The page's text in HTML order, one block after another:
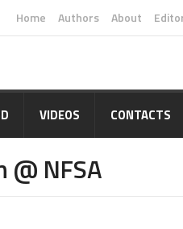
Home Authors About
VIDEOS CONTACTS
@ NFSA